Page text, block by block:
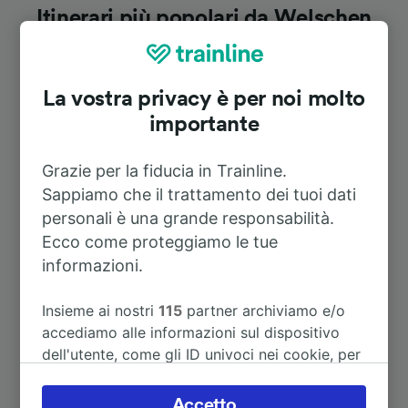
Itinerari più popolari da Welschen
Ennest
Durata
A Dortmund Hbf
A Essen Hbf 2h 1m
A Amburgo
A Montpellier 11h 5m
La vostra privacy è per noi molto
importante
Grazie per la fiducia in Trainline.
Sappiamo che il trattamento dei tuoi dati
personali è una grande responsabilità.
Ecco come proteggiamo le tue
informazioni.
Insieme ai nostri115 partner archiviamo e/o
accediamo alle informazioni sul dispositivo
dell'utente, come gli ID univoci nei cookie, per
accettare o gestire le proprie scelte facendo